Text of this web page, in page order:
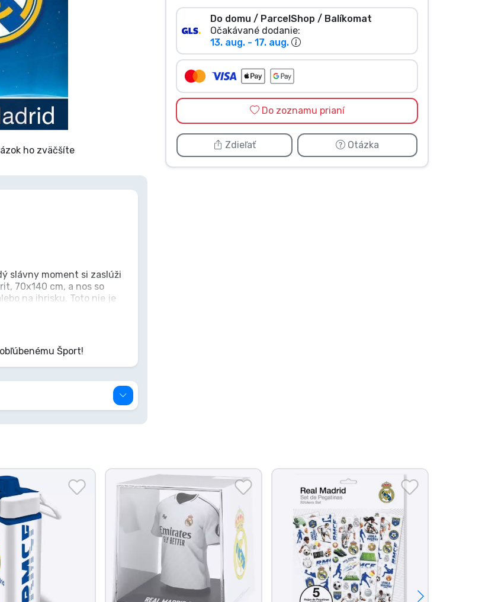
ho zväčšíte
Do domu / ParcelShop / Balíkomat
Očakávané dodanie:
13. aug. - 17. aug.
Do zoznamu prianí
Zdieľať Otázka
slávny moment si zaslúži
70x140 cm, a nos so
na ihrisku. Toto nie je
legendu.
Šport!